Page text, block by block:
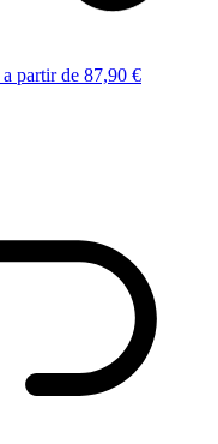
a partir de 87,90 €